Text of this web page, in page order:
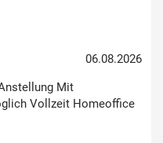
06.08.2026
Mit
Vollzeit Homeoffice